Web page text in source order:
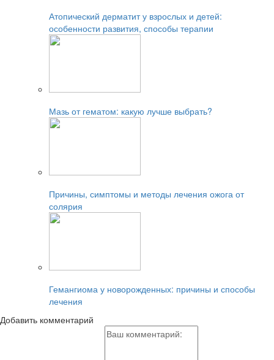
Атопический дерматит у взрослых и детей:
особенности развития, способы терапии
Мазь от гематом: какую лучше выбрать?
Причины, симптомы и методы лечения ожога от
солярия
Гемангиома у новорожденных: причины и способы
лечения
Добавить комментарий